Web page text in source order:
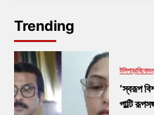
Trending
টলিপাড়াবিনোদন
‘স্বরূপ
পাল্টি